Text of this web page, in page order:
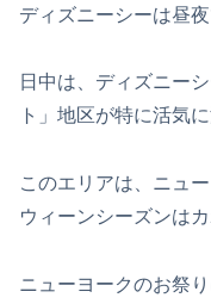
ディズニーシーは昼
日中は、ディズニー
ト」地区が特に活気
このエリアは、ニュ
ウィーンシーズンは
ニューヨークのお祭